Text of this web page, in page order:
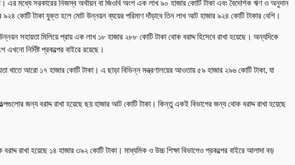
এর মধ্যে সরকারের নিজস্ব অর্থায়ন বা জিওবি অংশ এক লাখ ৯০ হাজার কোটি টাকা এবং বৈদেশিক ঋণ ও অনুদান
কোটি টাকা যুক্ত হলে মোট উন্নয়ন ব্যয়ের পরিমাণ দাঁড়াবে তিন লাখ আট হাজার ৯২৪ কোটি টাকার বেশি।
সহায়তা মিলিয়ে প্রায় এক লাখ ১৮ হাজার ২৮৮ কোটি টাকা থোক বরাদ্দ হিসেবে রাখা হয়েছে। অন্যদিকে
নির্দিষ্ট প্রকল্পের বাইরে রয়েছে।
খাতে আরো ১৭ হাজার কোটি টাকা। এ ছাড়া বিভিন্ন মন্ত্রণালয়ের আওতায় ৫৯ হাজার ২৯৬ কোটি টাকা, যা
জন্য বরাদ্দ রাখা হয়েছে ছয় হাজার আট কোটি টাকা। কিন্তু একই বিভাগের জন্য থোক বরাদ্দ রাখা হয়েছে
রাখা হয়েছে ১৪ হাজার ৩৯২ কোটি টাকা। মাধ্যমিক ও উচ্চ শিক্ষা বিভাগেও প্রকল্পের বাইরে আলাদা বড়